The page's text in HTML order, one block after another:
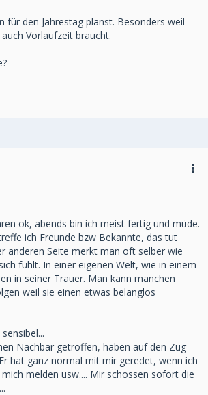
für den Jahrestag planst. Besonders weil
Vorlaufzeit braucht.
ok, abends bin ich meist fertig und müde.
ich Freunde bzw Bekannte, das tut
anderen Seite merkt man oft selber wie
fühlt. In einer eigenen Welt, wie in einem
in seiner Trauer. Man kann manchen
weil sie einen etwas belanglos
Nachbar getroffen, haben auf den Zug
hat ganz normal mit mir geredet, wenn ich
melden usw.... Mir schossen sofort die